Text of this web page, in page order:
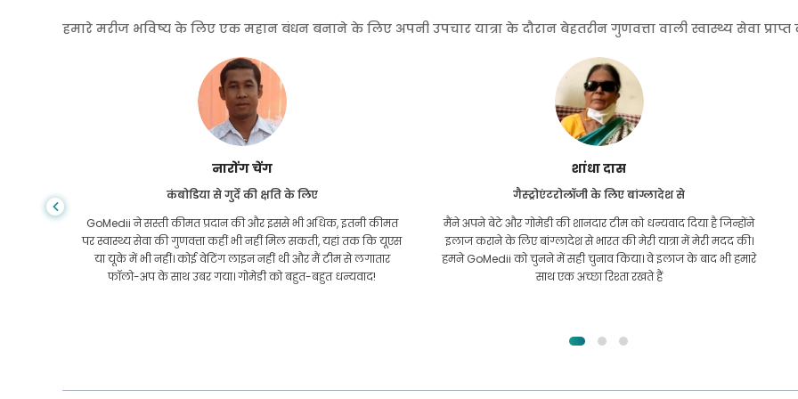
हमारे मरीज भविष्य के लिए एक महान बंधन बनाने के लिए अपनी उपचार यात्रा के दौरान बेहतरीन गुणवत्ता वाली स्वास्थ्य सेवा
शांधा दास
गैस्ट्रोएंटरोलॉजी के लिए बांग्लादेश से
मैंने अपने बेटे और गोमेडी की शानदार टीम को धन्यवाद दिया है जिन्होंने
इलाज कराने के लिए बांग्लादेश से भारत की मेरी यात्रा में मेरी मदद की।
हमने GoMedii को चुनने में सही चुनाव किया। वे इलाज के बाद भी हमारे
साथ एक अच्छा रिश्ता रखते हैं
फुरकानुल इस्लाम
किडनी ट्रांसप्लांट के लिए बांग्लादेश से
मुझे पूरी उम्मीद थी कि मैं अपनी किडनी की समस्या के लिए किसी भी
तरह का इलाज करवा सकूंगा। यह तब हुआ जब मैं अल्लाह की कृपा से
गोमेदी के पास आया और उनसे संपर्क किया।